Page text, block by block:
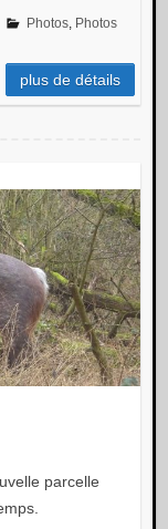
Photos, Photos
plus de détails
parcelle